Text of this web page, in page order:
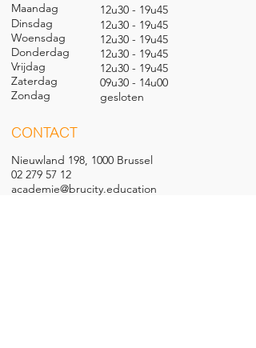
Maandag
Dinsdag
Woensdag
Donderdag
Vrijdag
Zaterdag
Zondag
12u30 - 19u45
12u30 - 19u45
12u30 - 19u45
12u30 - 19u45
12u30 - 19u45
09u30 - 14u00
gesloten
CONTACT
Nieuwland 198, 1000 Brussel
02 279 57 12
academie@brucity.education